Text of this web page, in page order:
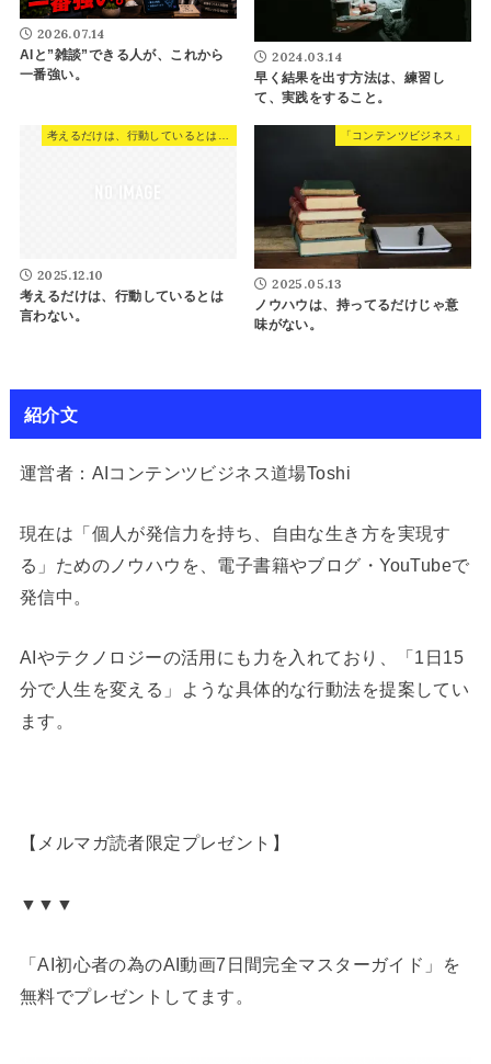
2026.07.14
AIと”雑談”できる人が、これから
一番強い。
2024.03.14
早く結果を出す方法は、練習し
て、実践をすること。
2025.12.10
考えるだけは、行動しているとは
言わない。
「コンテンツビジネス」
2025.05.13
ノウハウは、持ってるだけじゃ意
味がない。
紹介文
運営者：AIコンテンツビジネス道場Toshi
現在は「個人が発信力を持ち、自由な生き方を実現す
る」ためのノウハウを、電子書籍やブログ・YouTubeで
発信中。
AIやテクノロジーの活用にも力を入れており、「1日15
分で人生を変える」ような具体的な行動法を提案してい
ます。
【メルマガ読者限定プレゼント】
▼▼▼
「AI初心者の為のAI動画7日間完全マスターガイド」を
無料でプレゼントしてます。